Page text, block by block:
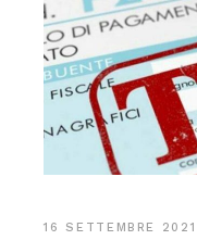
16 SETTEMBRE 2021